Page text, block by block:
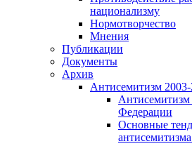
национализму
Нормотворчество
Мнения
Публикации
Документы
Архив
Антисемитизм
Антисемитизм
Федерации
Основные